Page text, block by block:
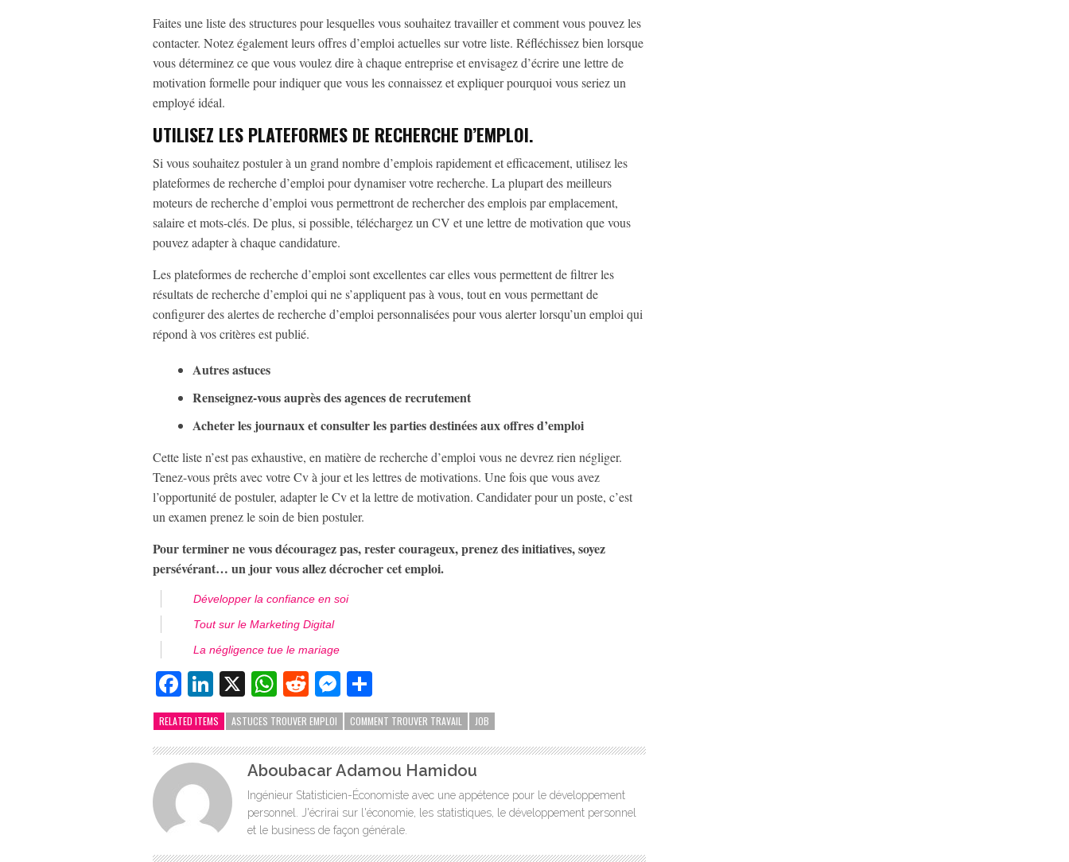
Faites une liste des structures pour lesquelles vous souhaitez travailler et comment vous pouvez les
contacter. Notez également leurs offres d’emploi actuelles sur votre liste. Réfléchissez bien lorsque
vous déterminez ce que vous voulez dire à chaque entreprise et envisagez d’écrire une lettre de
motivation formelle pour indiquer que vous les connaissez et expliquer pourquoi vous seriez un
employé idéal.
UTILISEZ LES PLATEFORMES DE RECHERCHE D’EMPLOI.
Si vous souhaitez postuler à un grand nombre d’emplois rapidement et efficacement, utilisez les
plateformes de recherche d’emploi pour dynamiser votre recherche. La plupart des meilleurs
moteurs de recherche d’emploi vous permettront de rechercher des emplois par emplacement,
salaire et mots-clés. De plus, si possible, téléchargez un CV et une lettre de motivation que vous
pouvez adapter à chaque candidature.
Les plateformes de recherche d’emploi sont excellentes car elles vous permettent de filtrer les
résultats de recherche d’emploi qui ne s’appliquent pas à vous, tout en vous permettant de
configurer des alertes de recherche d’emploi personnalisées pour vous alerter lorsqu’un emploi qui
répond à vos critères est publié.
Autres astuces
Renseignez-vous auprès des agences de recrutement
Acheter les journaux et consulter les parties destinées aux offres d’emploi
Cette liste n’est pas exhaustive, en matière de recherche d’emploi vous ne devrez rien négliger.
Tenez-vous prêts avec votre Cv à jour et les lettres de motivations. Une fois que vous avez
l’opportunité de postuler, adapter le Cv et la lettre de motivation. Candidater pour un poste, c’est
un examen prenez le soin de bien postuler.
Pour terminer ne vous découragez pas, rester courageux, prenez des initiatives, soyez
persévérant… un jour vous allez décrocher cet emploi.
Développer la confiance en soi
Tout sur le Marketing Digital
La négligence tue le mariage
Facebook
LinkedIn
X WhatsApp
RedditMessenger
RELATED ITEMS ASTUCES TROUVER EMPLOI COMMENT TROUVER TRAVAIL JOB
Aboubacar Adamou Hamidou
Ingénieur Statisticien-Économiste avec une appétence pour le développement
personnel. J'écrirai sur l'économie, les statistiques, le développement personnel
et le business de façon générale.